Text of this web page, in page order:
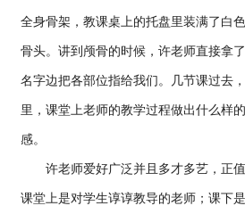
全身骨架，教课桌上的托盘里装满了白
骨头。讲到颅骨的时候，许老师直接拿
名字边把各部位指给我们。几节课过去
里，课堂上老师的教学过程做出什么样
感。
许老师爱好广泛并且多才多艺，正值
课堂上是对学生谆谆教导的老师；课下